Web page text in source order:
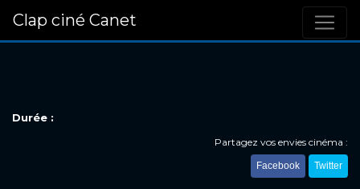
Clap ciné Canet
Durée :
Partagez vos envies cinéma :
Facebook Twitter